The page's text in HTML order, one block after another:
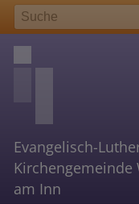
Direkt
zum
Inhalt
Evangelisch-
Kirchengemeinde
am Inn